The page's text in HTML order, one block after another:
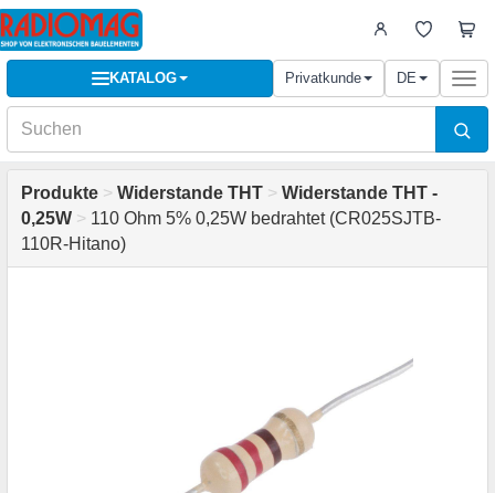
KATALOG Privatkunde DE
Produkte > Widerstande THT > Widerstande THT -
0,25W > 110 Ohm 5% 0,25W bedrahtet (CR025SJTB-
110R-Hitano)